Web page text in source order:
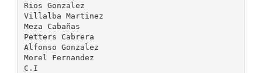
Rios Gonzalez
Villalba Martinez
Meza Cabañas
Petters Cabrera
Alfonso Gonzalez
Morel Fernandez
C.I